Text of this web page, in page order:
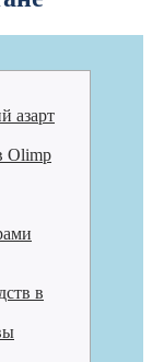
азарт
Olimp
в